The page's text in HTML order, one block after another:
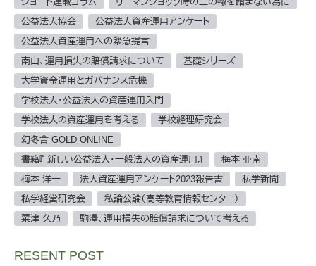
公益法人協会
公益法人資産運用アンケート
公益法人資産運用への緊急提言
南山、運用損失の賠償請求について
基礎シリーズ
大学資金運用とガバナンス危機
学校法人・公益法人の資産運用入門
学校法人の資産運用を考える
学校経理研究会
幻冬舎 GOLD ONLINE
書籍『 新しい公益法人・一般法人の資産運用』
梅本 亜南
梅本 洋一
法人資産運用アンケート2023報告書
私学新聞
私学経営研究会
私論公論（高等教育情報センター）
粟津 久乃
駒澤、運用損失の賠償請求について考える
RESENT POST